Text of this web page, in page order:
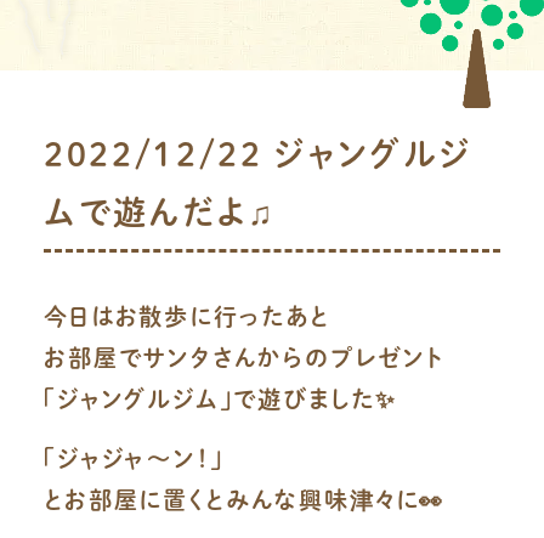
2022/12/22 ジャングルジ
ムで遊んだよ♫
今日はお散歩に行ったあと
お部屋でサンタさんからのプレゼント
「ジャングルジム」で遊びました✨
「ジャジャ〜ン！」
とお部屋に置くとみんな興味津々に👀